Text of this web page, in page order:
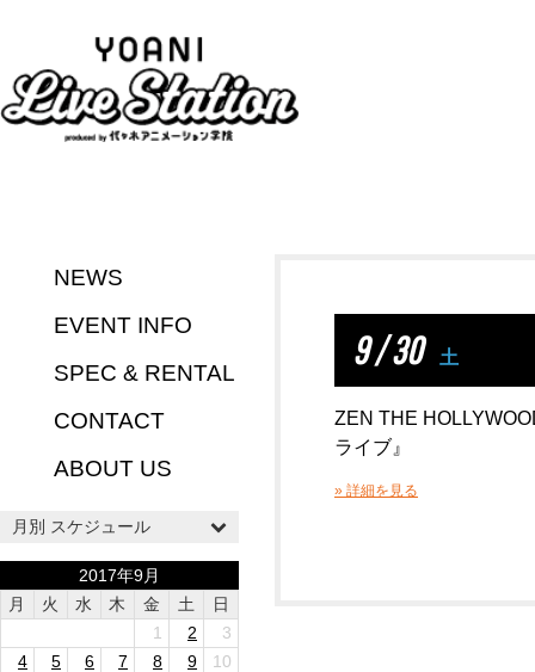
NEWS
EVENT INFO
SPEC & RENTAL
CONTACT
ABOUT US
月別 スケジュール
2017年9月
月
火 水 木 金 土
日
1
2
3
4
5 6 7 8 9
10
9 / 30 土
ZEN THE
ライブ』
» 詳細を見る